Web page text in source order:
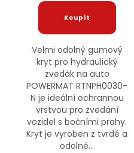
Velmi odolný gumový
kryt pro hydraulický
zvedák na auto
POWERMAT RTNPH0030-
N je ideální ochrannou
vrstvou pro zvedání
vozidel s bočními prahy.
Kryt je vyroben z tvrdé a
odolné...